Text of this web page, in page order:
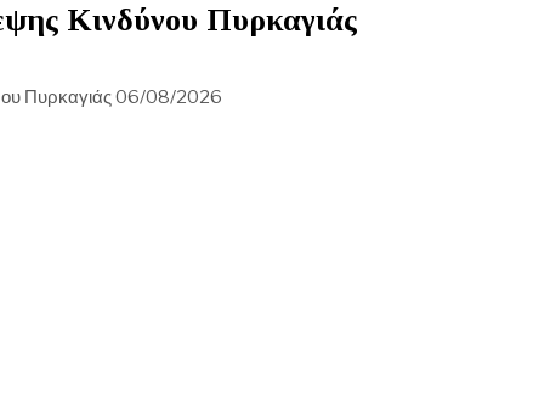
Κινδύνου Πυρκαγιάς
Πυρκαγιάς 06/08/2026